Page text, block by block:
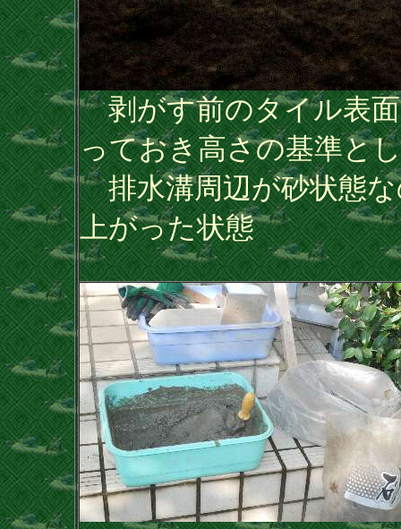
剥がす前のタイル表面
っておき高さの基準と
排水溝周辺が砂状態な
上がった状態